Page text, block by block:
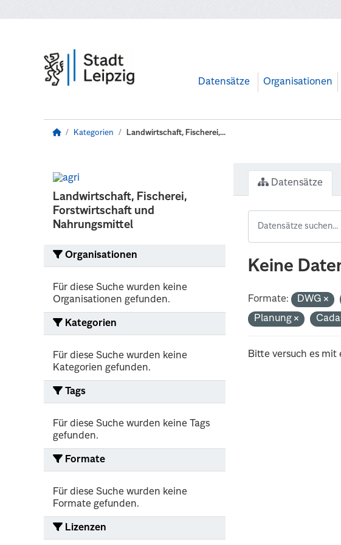
Datensätze Organisationen
Kategorien Landwirtschaft, Fischerei,...
Landwirtschaft, Fischerei,
Forstwirtschaft und
Nahrungsmittel
Organisationen
Für diese Suche wurden keine
Organisationen gefunden.
Kategorien
Für diese Suche wurden keine
Kategorien gefunden.
Tags
Für diese Suche wurden keine Tags
gefunden.
Formate
Für diese Suche wurden keine
Formate gefunden.
Lizenzen
Datensätze
Keine
Formate: DWG
Planung
Bitte versuch es mit